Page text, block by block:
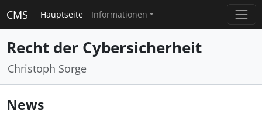
CMS Hauptseite Informationen
Recht der Cybersicherheit
Christoph Sorge
News